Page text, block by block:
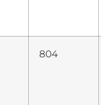
804